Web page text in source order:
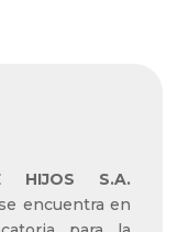
HIJOS S.A.
encuentra en